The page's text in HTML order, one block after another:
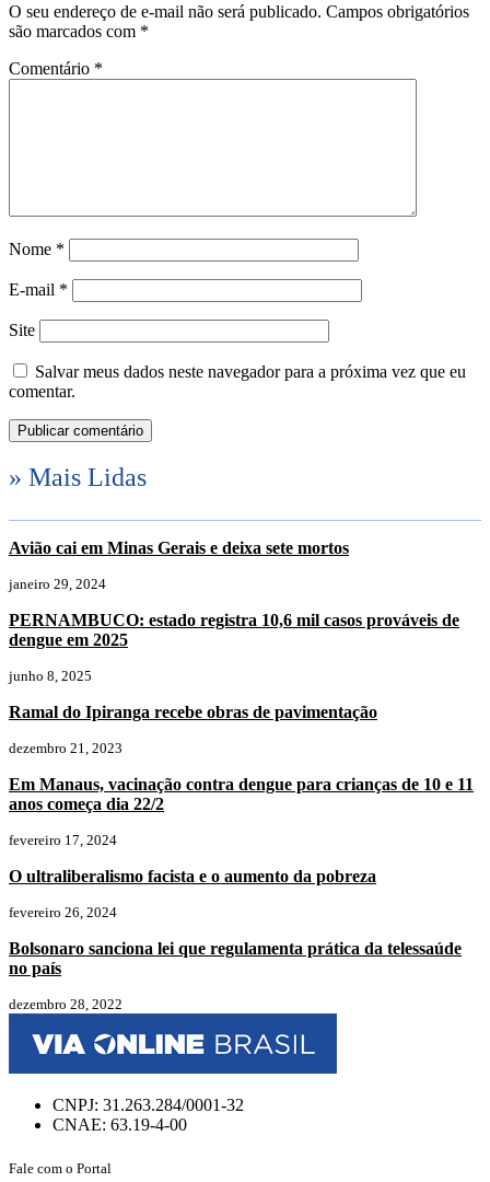
O seu endereço de e-mail não será publicado. Campos obrigatórios
são marcados com *
Comentário *
Nome *
E-mail *
Site
Salvar meus dados neste navegador para a próxima vez que eu
comentar.
» Mais Lidas
Avião cai em Minas Gerais e deixa sete mortos
janeiro 29, 2024
PERNAMBUCO: estado registra 10,6 mil casos prováveis de
dengue em 2025
junho 8, 2025
Ramal do Ipiranga recebe obras de pavimentação
dezembro 21, 2023
Em Manaus, vacinação contra dengue para crianças de 10 e 11
anos começa dia 22/2
fevereiro 17, 2024
O ultraliberalismo facista e o aumento da pobreza
fevereiro 26, 2024
Bolsonaro sanciona lei que regulamenta prática da telessaúde
no país
dezembro 28, 2022
CNPJ: 31.263.284/0001-32
CNAE: 63.19-4-00
Fale com o Portal